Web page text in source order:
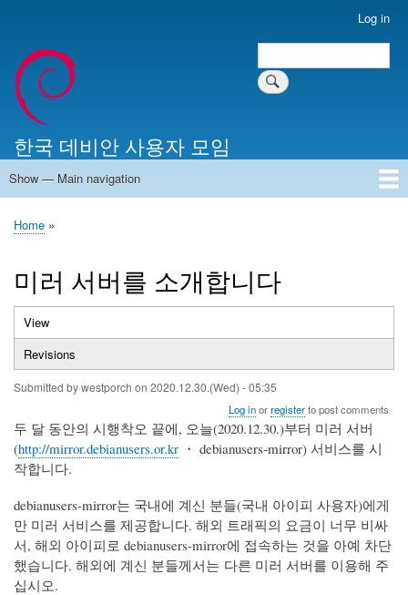
account
menu
Log in
Search
한국 데비안 사용자 모임
Main
Show — Main navigation
Home
알리는 말씀
최근 게시물
위키 문서
미러 서버
Breadcrumb
Home
미러 서버를 소개합니다
Primary
tabs
View
tab)
Revisions
Submitted bywestporch on 2020.12.30.(Wed) - 05:35
Log inorregisterto post comments
두 달 동안의 시행착오 끝에, 오늘(2020.12.30.)부터 미러 서버
(http://mirror.debianusers.or.kr ・ debianusers-mirror) 서비스를 시
작합니다.
debianusers-mirror는 국내에 계신 분들(국내 아이피 사용자)에게
만 미러 서비스를 제공합니다. 해외 트래픽의 요금이 너무 비싸
서, 해외 아이피로 debianusers-mirror에 접속하는 것을 아예 차단
했습니다. 해외에 계신 분들께서는 다른 미러 서버를 이용해 주
십시오.